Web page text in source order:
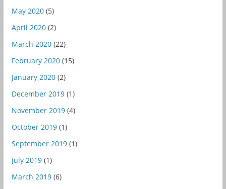
May 2020(5)
April 2020(2)
March 2020(22)
February 2020(15)
January 2020(2)
December 2019(1)
November 2019(4)
October 2019(1)
September 2019(1)
July 2019(1)
March 2019(6)